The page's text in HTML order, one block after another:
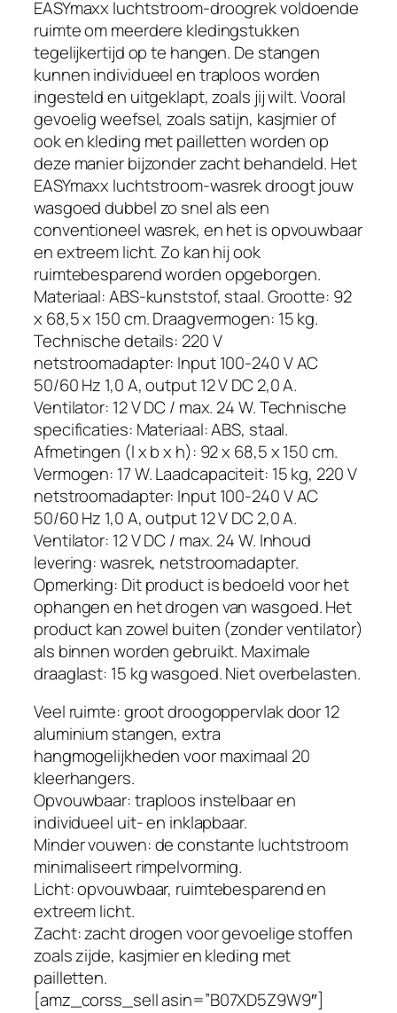
m
,
d
r
o
o
g
t
s
n
e
l
,
k
r
e
u
k
t
n
i
e
t
,
o
p
v
o
u
w
a
a
r
,
e
x
t
r
e
e
m
l
i
c
EASYmaxx luchtstroom-droogrek voldoende
ruimte om meerdere kledingstukken
tegelijkertijd op te hangen. De stangen
kunnen individueel en traploos worden
ingesteld en uitgeklapt, zoals jij wilt. Vooral
gevoelig weefsel, zoals satijn, kasjmier of
ook en kleding met pailletten worden op
deze manier bijzonder zacht behandeld. Het
EASYmaxx luchtstroom-wasrek droogt jouw
wasgoed dubbel zo snel als een
conventioneel wasrek, en het is opvouwbaar
en extreem licht. Zo kan hij ook
ruimtebesparend worden opgeborgen.
Materiaal: ABS-kunststof, staal. Grootte: 92
x 68,5 x 150 cm. Draagvermogen: 15 kg.
Technische details: 220 V
netstroomadapter: Input 100-240 V AC
50/60 Hz 1,0 A, output 12 V DC 2,0 A.
Ventilator: 12 V DC / max. 24 W. Technische
specificaties: Materiaal: ABS, staal.
Afmetingen (l x b x h): 92 x 68,5 x 150 cm.
Vermogen: 17 W. Laadcapaciteit: 15 kg, 220 V
netstroomadapter: Input 100-240 V AC
50/60 Hz 1,0 A, output 12 V DC 2,0 A.
Ventilator: 12 V DC / max. 24 W. Inhoud
levering: wasrek, netstroomadapter.
Opmerking: Dit product is bedoeld voor het
ophangen en het drogen van wasgoed. Het
product kan zowel buiten (zonder ventilator)
als binnen worden gebruikt. Maximale
draaglast: 15 kg wasgoed. Niet overbelasten.
Veel ruimte: groot droogoppervlak door 12
aluminium stangen, extra
hangmogelijkheden voor maximaal 20
kleerhangers.
Opvouwbaar: traploos instelbaar en
individueel uit- en inklapbaar.
Minder vouwen: de constante luchtstroom
minimaliseert rimpelvorming.
Licht: opvouwbaar, ruimtebesparend en
extreem licht.
Zacht: zacht drogen voor gevoelige stoffen
zoals zijde, kasjmier en kleding met
pailletten.
[amz_corss_sell asin=”B07XD5Z9W9″]